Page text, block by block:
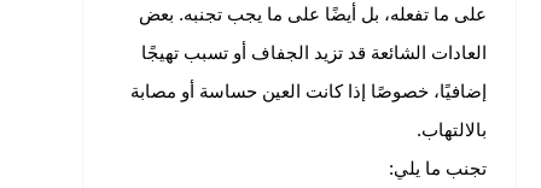
على ما تفعله، بل أيضًا على ما يجب تجنبه. بعض
العادات الشائعة قد تزيد الجفاف أو تسبب تهيجًا
إضافيًا، خصوصًا إذا كانت العين حساسة أو مصابة
بالالتهاب.
تجنب ما يلي: